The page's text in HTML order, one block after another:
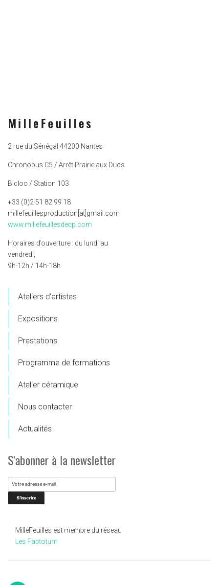
MilleFeuilles
2 rue du Sénégal 44200 Nantes
Chronobus C5 / Arrêt Prairie aux Ducs
Bicloo / Station 103
+33 (0)2 51 82 99 18
millefeuillesproduction[at]gmail.com
www.millefeuillesdecp.com
Horaires d’ouverture : du lundi au
vendredi,
9h-12h / 14h-18h
Ateliers d’artistes
Expositions
Prestations
Programme de formations
Atelier céramique
Nous contacter
Actualités
S'abonner à la newsletter
MilleFeuilles est membre du réseau
Les Factotum